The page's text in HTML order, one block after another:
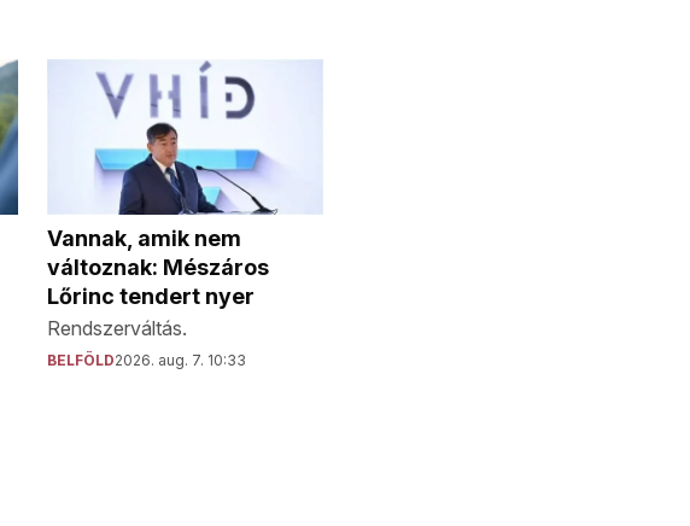
Vannak, amik nem
változnak: Mészáros
Lőrinc tendert nyer
Rendszerváltás.
BELFÖLD2026. aug. 7. 10:33